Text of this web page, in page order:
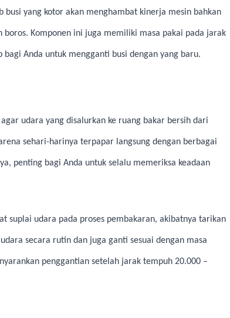
busi yang kotor akan menghambat kinerja mesin bahkan
Komponen ini juga memiliki masa pakai pada jarak
Anda untuk mengganti busi dengan yang baru.
udara yang disalurkan ke ruang bakar bersih dari
sehari-harinya terpapar langsung dengan berbagai
penting bagi Anda untuk selalu memeriksa keadaan
suplai udara pada proses pembakaran, akibatnya tarikan
secara rutin dan juga ganti sesuai dengan masa
penggantian setelah jarak tempuh 20.000 –